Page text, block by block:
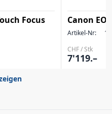
Focus
Canon
Artikel-Nr:
CHF / Stk
7'119.–